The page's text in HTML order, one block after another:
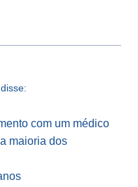
disse:
com um médico
maioria dos